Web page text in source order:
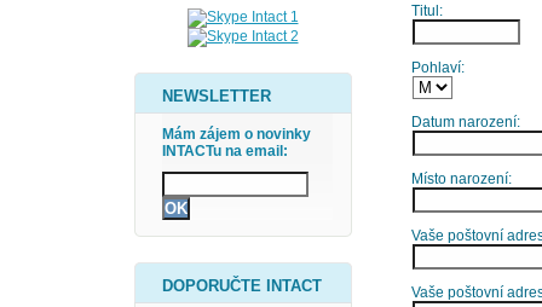
NEWSLETTER
Mám zájem o novinky
INTACTu na email:
DOPORUČTE INTACT
Titul:
Pohlaví:
Datum narození:
Místo narození:
Vaše poštovní
Vaše poštovní